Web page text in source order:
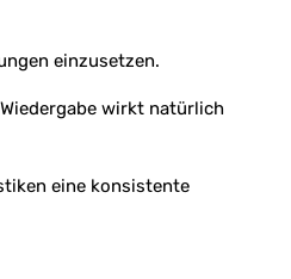
einzusetzen.
wirkt natürlich
eine konsistente